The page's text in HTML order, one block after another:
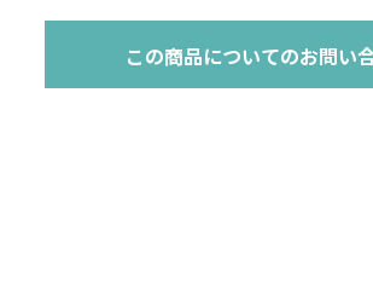
この商品についてのお問い